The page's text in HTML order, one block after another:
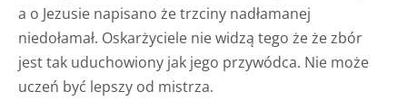
a o Jezusie napisano że trzciny nadłamanej
niedołamał. Oskarżyciele nie widzą tego że że zbór
jest tak uduchowiony jak jego przywódca. Nie może
uczeń być lepszy od mistrza.